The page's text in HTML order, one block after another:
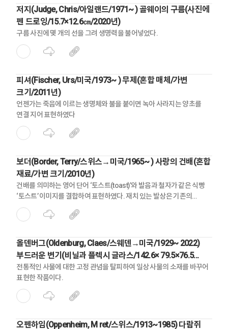
저지(Judge, Chris/아일랜드/1971~ ) 골웨이의 구름(사진에
펜 드로잉/15.7×12.6㎝/2020년)
구름 사진에 몇 개의 선을 그려 생명력을 불어넣었다.
피셔(Fischer, Urs/미국/1973~ ) 무제(혼합 매체/가변
크기/2011년)
언젠가는 죽음에 이르는 생명체와 불을 붙이면 녹아 사라지는 양초를
연결 지어 표현하였다
보더(Border, Terry/스위스→미국/1965~ ) 사랑의 건배(혼합
재료/가변 크기/2010년)
건배를 의미하는 영어 단어 ‘토스트(toast)’와 발음과 철자가 같은 식빵
‘토스트’ 이미지를 결합하여 표현하였다. 재치 있는 발상은 기존의
아이디어를 색다르게 재해석함으로써 보는 이에게 재미를 준다.
올덴버그(Oldenburg, Claes/스웨덴→미국/1929~ 2022)
부드러운 변기(비닐과 플렉시 글라스/142.6× 79.5×76.5
㎝/1966년)
전통적인 사물에 대한 고정 관념을 탈피하여 일상 사물의 소재를 바꾸어
표현한 작품이다.
오펜하임(Oppenheim, M ret/스위스/1913~1985) 다람쥐